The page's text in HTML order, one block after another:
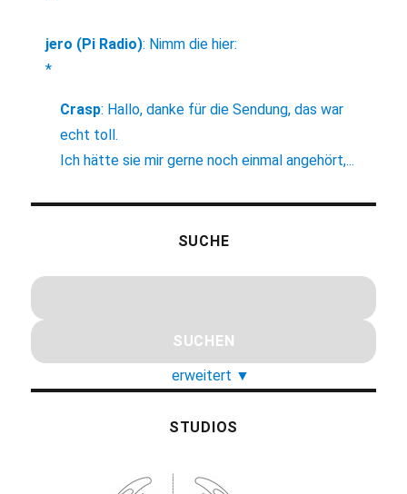
jero (Pi Radio): Nimm die hier:
*
Crasp: Hallo, danke für die Sendung, das war
echt toll.
Ich hätte sie mir gerne noch einmal angehört,...
SUCHE
erweitert ▼
STUDIOS